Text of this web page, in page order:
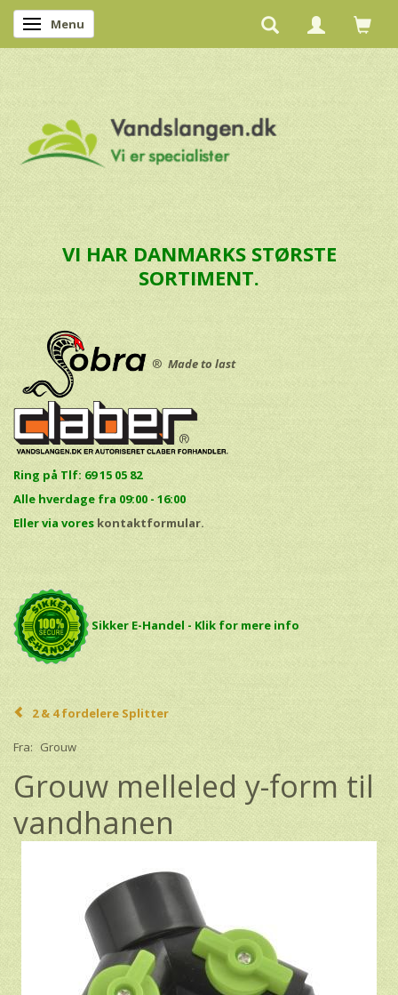
Skifte navigation
Menu
VI HAR DANMARKS STØRSTE
SORTIMENT.
® Made to last
Ring på Tlf: 69 15 05 82
Alle hverdage fra 09:00 - 16:00
Eller via vores kontaktformular.
Sikker E-Handel - Klik for mere info
2 & 4 fordelere Splitter
Fra: Grouw
Grouw melleled y-form til
vandhanen